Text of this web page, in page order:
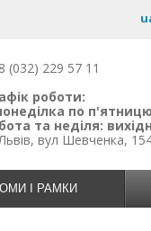
(032) 229 57 11
роботи:
по
та неділя:
вул Шевченка,
І РАМКИ